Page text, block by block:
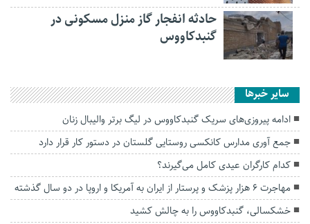
حادثه انفجار گاز منزل مسکونی در
گنبدکاووس
سایر خبرها
ادامه پیروزی‌های سریک گنبدکاووس در لیگ برتر والیبال زنان
جمع آوری مدارس کانکسی روستایی گلستان در دستور کار قرار دارد
کدام کارگران عیدی کامل می‌گیرند؟
مهاجرت ۶ هزار پزشک و پرستار از ایران به آمریکا و اروپا در دو سال گذشته
خشکسالی، گنبدکاووس را به چالش کشید